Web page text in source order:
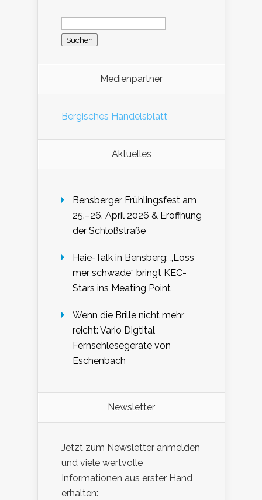
Suchen
Medienpartner
Bergisches Handelsblatt
Aktuelles
Bensberger Frühlingsfest am
25.–26. April 2026 & Eröffnung
der Schloßstraße
Haie-Talk in Bensberg: „Loss
mer schwade“ bringt KEC-
Stars ins Meating Point
Wenn die Brille nicht mehr
reicht: Vario Digtital
Fernsehlesegeräte von
Eschenbach
Newsletter
Jetzt zum Newsletter anmelden
und viele wertvolle
Informationen aus erster Hand
erhalten: